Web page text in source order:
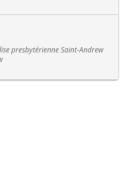
presbytérienne Saint-Andrew